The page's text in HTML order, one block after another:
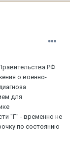
РФ
о военно-
для
"Г" - временно не
по состоянию